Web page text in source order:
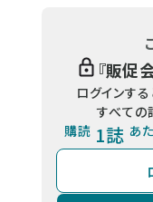
『販促
ログインす
すべての
購読 1誌 あ